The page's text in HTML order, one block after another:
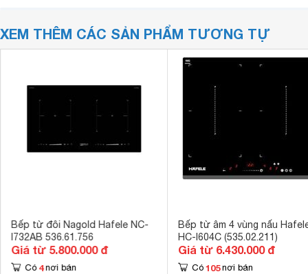
XEM THÊM CÁC SẢN PHẨM TƯƠNG TỰ
Bếp từ đôi Nagold Hafele NC-
I732AB 536.61.756
Giá từ 5.800.000 đ
Có 4 nơi bán
Bếp từ âm 4 vùng nấu
HC-I604C (535.02.211)
Giá từ 6.430.000 đ
Có 105 nơi bán